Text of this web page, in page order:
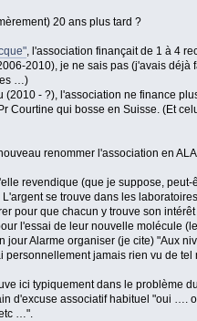
20 ans plus tard ?
, l'association finançait de 1 à 4
2010), je ne sais pas (j'avais
…)
(2010 - ?), l'association ne finance
Courtine qui bosse en Suisse. (Et
renommer l'association en
revendique (que je suppose,
se trouve dans les
pour que chacun y trouve son
l'essai de leur nouvelle molécule
jour Alarme organiser (je cite) "Aux
personnellement jamais rien vu de tel
ici typiquement dans le problème
d'excuse associatif habituel "oui ….
…".